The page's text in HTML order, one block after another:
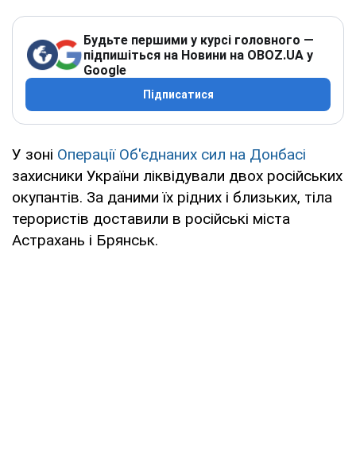
Будьте першими у курсі головного —
підпишіться на Новини на OBOZ.UA у
Google
Підписатися
У зоні Операції Об'єднаних сил на Донбасі
захисники України ліквідували двох російських
окупантів. За даними їх рідних і близьких, тіла
терористів доставили в російські міста
Астрахань і Брянськ.